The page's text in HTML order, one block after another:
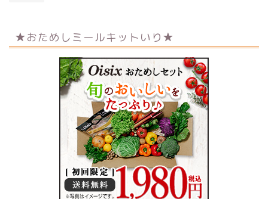
★おためしミールキットいり★